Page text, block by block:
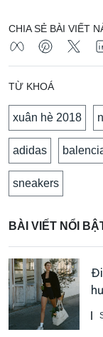
CHIA SẺ BÀI VIẾT
TỪ KHOÁ
xuân hè 2018
adidas
sneakers
BÀI VIẾT NỔI